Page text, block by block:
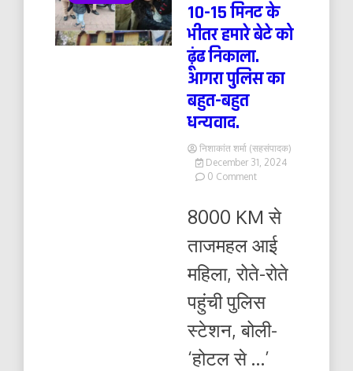
10-15 मिनट के
भीतर हमारे बेटे को
ढ़ूंढ निकाला.
आगरा पुलिस का
बहुत-बहुत
धन्यवाद.
निशाकांत शर्मा (सहसंपादक)
December 31, 2024
0 Commenton
मिनट
भीतर
हमारे
बेटे
ढ़ूंढ
आगरा
8000 KM से
ताजमहल आई
महिला, रोते-रोते
पहुंची पुलिस
स्टेशन, बोली-
‘होटल से …’